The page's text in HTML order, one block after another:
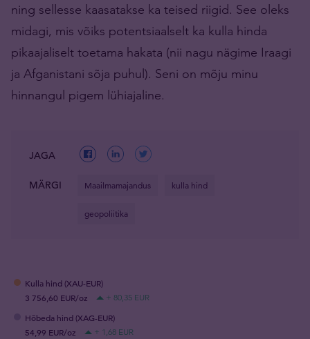
ning sellesse kaasatakse ka teised riigid. See oleks
midagi, mis võiks potentsiaalselt ka kulla hinda
pikaajaliselt toetama hakata (nii nagu nägime Iraagi
ja Afganistani sõja puhul). Seni on mõju minu
hinnangul pigem lühiajaline.
JAGA
MÄRGI Maailmamajandus kulla hind
geopoliitika
Kulla hind (XAU-EUR)
3 756,60 EUR/oz
+ 80,35 EUR
Hõbeda hind (XAG-EUR)
54,99 EUR/oz
+ 1,68 EUR